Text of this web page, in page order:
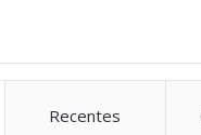
Recentes